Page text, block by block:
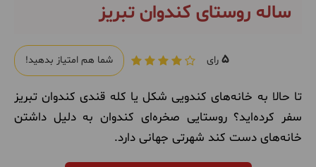
ساله روستای کندوان تبریز
5 رای شما هم امتیاز بدهید!
تا حالا به خانه‌های کندویی شکل یا کله قندی کندوان تبریز
سفر کرده‌اید؟ روستایی صخره‌ای کندوان به دلیل داشتن
خانه‌های دست کند شهرتی جهانی دارد.